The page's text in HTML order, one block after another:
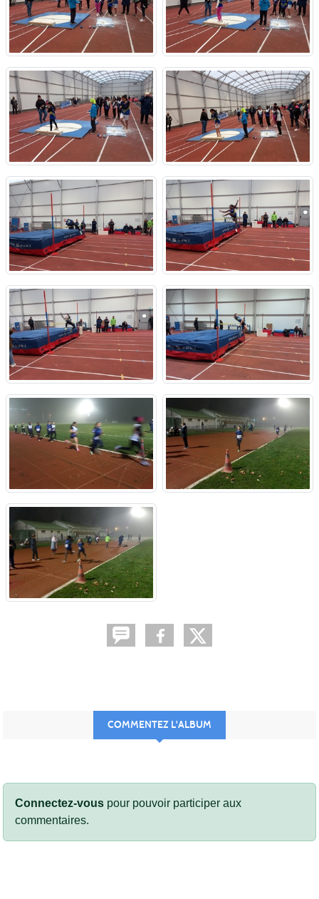
COMMENTEZ L'ALBUM
Connectez-vous pour pouvoir participer aux
commentaires.